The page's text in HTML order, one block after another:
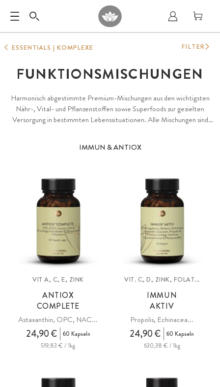
ESSENTIALS | KOMPLEXE
FUNKTIONSMISCHUNGEN
Harmonisch abgestimmte Premium-Mischungen aus den wichtigsten
Nähr-, Vital- und Pflanzenstoffen sowie Superfoods zur gezielten
Versorgung in bestimmten Lebenssituationen. Alle Mischungen sind
aus natürlichen, pflanzlichen Inhaltsstoffen, bioaktiven Reinsubstanzen
IMMUN & ANTIOX
VIT A, C, E, ZINK
ANTIOX
COMPLETE
Astaxanthin, OPC, NAC...
24,90 €
60 Kapseln
519,83 € / 1kg
VIT. C, D, ZINK, FOLAT...
IMMUN
AKTIV
Propolis, Echinacea...
24,90 €
60 Kapseln
630,38 € / 1kg
FILTER